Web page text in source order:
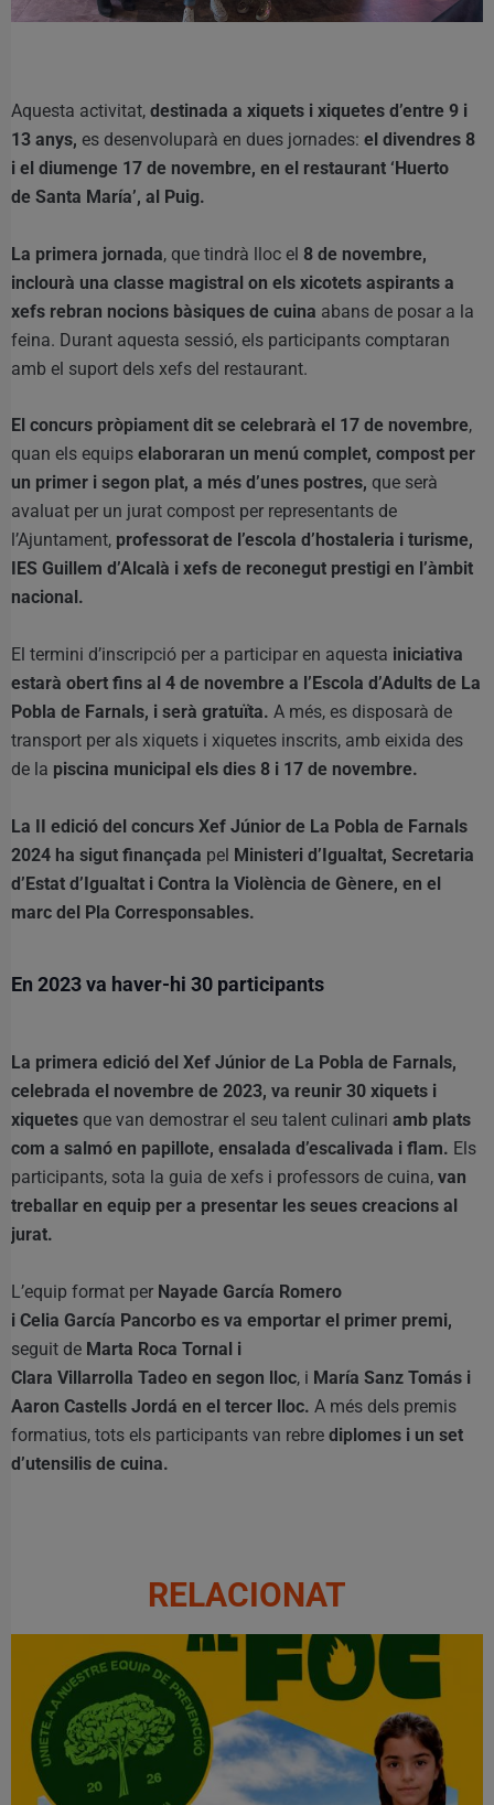
Aquesta activitat, destinada a xiquets i xiquetes d’entre 9 i
13 anys, es desenvoluparà en dues jornades: el divendres 8
i el diumenge 17 de novembre, en el restaurant ‘Huerto
de Santa María’, al Puig.
La primera jornada, que tindrà lloc el 8 de novembre,
inclourà una classe magistral on els xicotets aspirants a
xefs rebran nocions bàsiques de cuina abans de posar a la
feina. Durant aquesta sessió, els participants comptaran
amb el suport dels xefs del restaurant.
El concurs pròpiament dit se celebrarà el 17 de novembre,
quan els equips elaboraran un menú complet, compost per
un primer i segon plat, a més d’unes postres, que serà
avaluat per un jurat compost per representants de
l’Ajuntament, professorat de l’escola d’hostaleria i turisme,
IES Guillem d’Alcalà i xefs de reconegut prestigi en l’àmbit
nacional.
El termini d’inscripció per a participar en aquesta iniciativa
estarà obert fins al 4 de novembre a l’Escola d’Adults de La
Pobla de Farnals, i serà gratuïta. A més, es disposarà de
transport per als xiquets i xiquetes inscrits, amb eixida des
de la piscina municipal els dies 8 i 17 de novembre.
La II edició del concurs Xef Júnior de La Pobla de Farnals
2024 ha sigut finançada pel Ministeri d’Igualtat, Secretaria
d’Estat d’Igualtat i Contra la Violència de Gènere, en el
marc del Pla Corresponsables.
En 2023 va haver-hi 30 participants
La primera edició del Xef Júnior de La Pobla de Farnals,
celebrada el novembre de 2023, va reunir 30 xiquets i
xiquetes que van demostrar el seu talent culinari amb plats
com a salmó en papillote, ensalada d’escalivada i flam. Els
participants, sota la guia de xefs i professors de cuina, van
treballar en equip per a presentar les seues creacions al
jurat.
L’equip format per Nayade García Romero
i Celia García Pancorbo es va emportar el primer premi,
seguit de Marta Roca Tornal i
Clara Villarrolla Tadeo en segon lloc, i María Sanz Tomás i
Aaron Castells Jordá en el tercer lloc. A més dels premis
formatius, tots els participants van rebre diplomes i un set
d’utensilis de cuina.
RELACIONAT